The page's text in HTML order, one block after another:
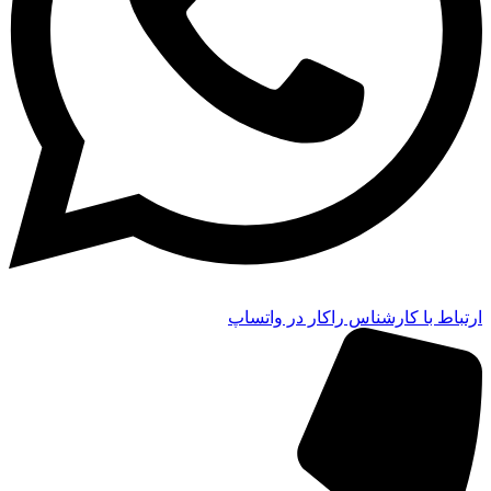
ارتباط با کارشناس راکار در واتساپ